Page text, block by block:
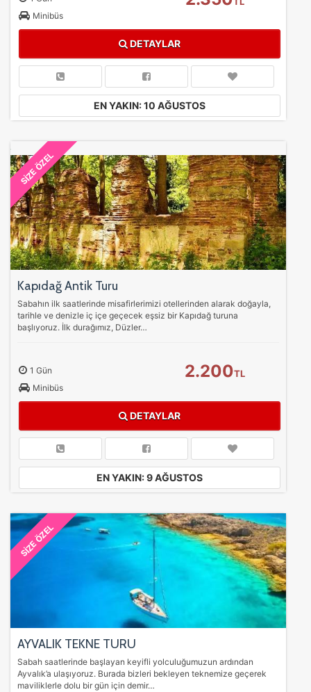
Minibüs
DETAYLAR
EN YAKIN: 10 AĞUSTOS
SİZE ÖZEL
Kapıdağ Antik Turu
Sabahın ilk saatlerinde misafirlerimizi otellerinden alarak doğayla,
tarihle ve denizle iç içe geçecek eşsiz bir Kapıdağ turuna
başlıyoruz. İlk durağımız, Düzler…
1 Gün
Minibüs
2.200TL
DETAYLAR
EN YAKIN: 9 AĞUSTOS
SİZE ÖZEL
AYVALIK TEKNE TURU
Sabah saatlerinde başlayan keyifli yolculuğumuzun ardından
Ayvalık’a ulaşıyoruz. Burada bizleri bekleyen teknemize geçerek
maviliklerle dolu bir gün için demir…